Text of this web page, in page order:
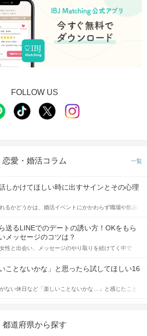
FOLLOW US
恋愛・婚活コラム 一覧
しかけてほしい時に出すサインとその心理
るかどうかは、婚活イベントにかかわらず職場や飲み
チできるかにも左右されます。 これから恋人作りを本
ようとしている方は、女性が異性を求めて出すサイン
と理解し、正しい行動に移せるかどうかが重要。 この
女性が話しかけて欲しい時に出すサインとその心理を
ような行動に繋げるべきかをご紹介していきます。
送るLINEでのデートの誘い方！OKをもら
メッセージのコツは？
性と出会い、メッセージのやり取りを続けてく中で
中には「どう誘ったらいいの？」とお困りの男性もいら
のではないでしょうか。 そこで今回は、男性から女性へ
のデートの誘い方のコツをご紹介します。例文も混じ
説するので、ぜひ参考にしてください。
いことないかな」と思ったら試してほしい16
ない休日など「楽しいことないかな…」と感じたこと
ことアイデアを集めました♪ いままさに楽しいことを探し
都道府県から探す